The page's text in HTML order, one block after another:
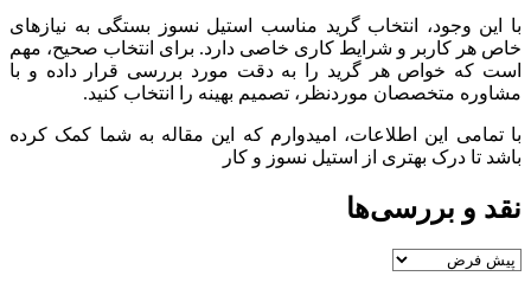
با این وجود، انتخاب گرید مناسب استیل نسوز بستگی به نیازهای
خاص هر کاربر و شرایط کاری خاصی دارد. برای انتخاب صحیح، مهم
است که خواص هر گرید را به دقت مورد بررسی قرار داده و با
مشاوره متخصصان موردنظر، تصمیم بهینه را انتخاب کنید.
با تمامی این اطلاعات، امیدوارم که این مقاله به شما کمک کرده
باشد تا درک بهتری از استیل نسوز و کار
نقد و بررسی‌ها